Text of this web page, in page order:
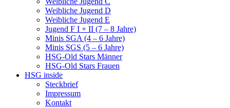
Weibliche Jugend D
Weibliche Jugend E
Jugend F I + II (7 – 8 Jahre)
Minis SGA (4 – 6 Jahre)
Minis SGS (5 – 6 Jahre)
HSG-Old Stars Männer
HSG-Old Stars Frauen
HSG inside
Steckbrief
Impressum
Kontakt